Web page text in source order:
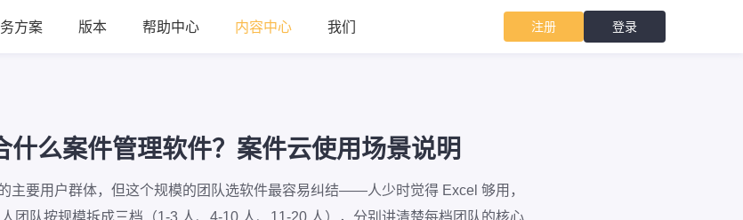
方案 版本 帮助中心 内容中心 我们 注册 登录
什么案件管理软件？案件云使用场景说明
主要用户群体，但这个规模的团队选软件最容易纠结——人少时觉得 Excel 够用，
团队按规模拆成三档（1-3 人、4-10 人、11-20 人），分别讲清楚每档团队的核心